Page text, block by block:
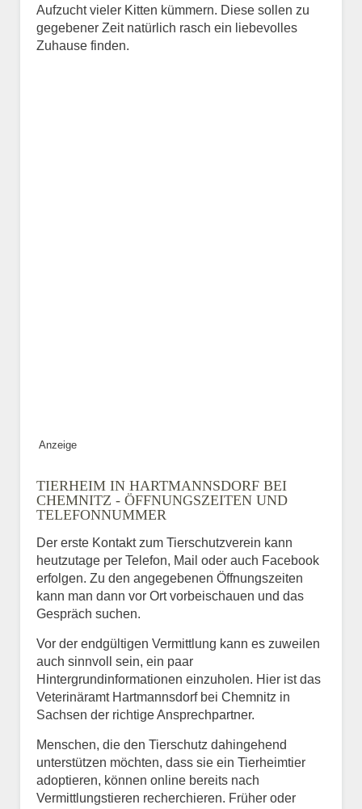
Kontaktdaten des
Besitzers
Aufzucht vieler Kitten kümmern. Diese sollen zu
gegebener Zeit natürlich rasch ein liebevolles
Zuhause finden.
Anzeige
TIERHEIM IN HARTMANNSDORF BEI
CHEMNITZ - ÖFFNUNGSZEITEN UND
TELEFONNUMMER
Der erste Kontakt zum Tierschutzverein kann
heutzutage per Telefon, Mail oder auch Facebook
erfolgen. Zu den angegebenen Öffnungszeiten
kann man dann vor Ort vorbeischauen und das
Gespräch suchen.
Vor der endgültigen Vermittlung kann es zuweilen
auch sinnvoll sein, ein paar
Hintergrundinformationen einzuholen. Hier ist das
Veterinäramt Hartmannsdorf bei Chemnitz in
Sachsen der richtige Ansprechpartner.
Menschen, die den Tierschutz dahingehend
unterstützen möchten, dass sie ein Tierheimtier
adoptieren, können online bereits nach
Vermittlungstieren recherchieren. Früher oder